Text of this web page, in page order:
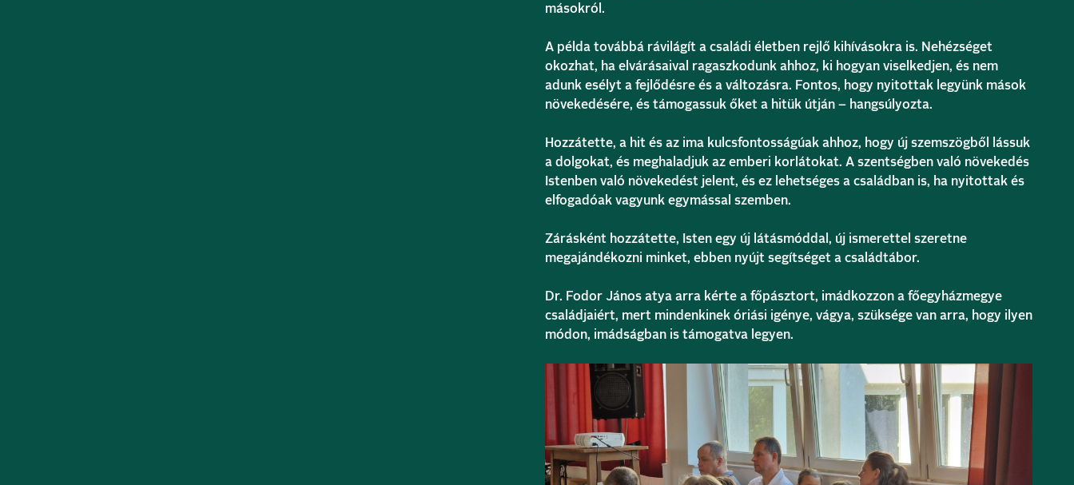
másokról.
A példa továbbá rávilágít a családi életben rejlő kihívásokra is. Nehézséget
okozhat, ha elvárásaival ragaszkodunk ahhoz, ki hogyan viselkedjen, és nem
adunk esélyt a fejlődésre és a változásra. Fontos, hogy nyitottak legyünk mások
növekedésére, és támogassuk őket a hitük útján – hangsúlyozta.
Hozzátette, a hit és az ima kulcsfontosságúak ahhoz, hogy új szemszögből lássuk
a dolgokat, és meghaladjuk az emberi korlátokat. A szentségben való növekedés
Istenben való növekedést jelent, és ez lehetséges a családban is, ha nyitottak és
elfogadóak vagyunk egymással szemben.
Zárásként hozzátette, Isten egy új látásmóddal, új ismerettel szeretne
megajándékozni minket, ebben nyújt segítséget a családtábor.
Dr. Fodor János atya arra kérte a főpásztort, imádkozzon a főegyházmegye
családjaiért, mert mindenkinek óriási igénye, vágya, szüksége van arra, hogy ilyen
módon, imádságban is támogatva legyen.